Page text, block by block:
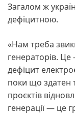
Загалом ж
дефіцитною.
«Нам треба
генераторів.
дефіцит
поки що здатен
проєктів
генерації — це